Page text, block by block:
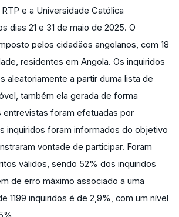
e a Universidade Católica
dias 21 e 31 de maio de 2025. O
pelos cidadãos angolanos, com 18
residentes em Angola. Os inquiridos
aleatoriamente a partir duma lista de
também ela gerada de forma
entrevistas foram efetuadas por
inquiridos foram informados do objetivo
vontade de participar. Foram
válidos, sendo 52% dos inquiridos
de erro máximo associado a uma
1199 inquiridos é de 2,9%, com um nível